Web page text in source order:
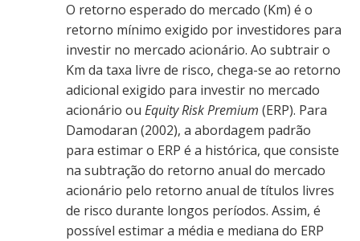
O retorno esperado do mercado (Km) é o
retorno mínimo exigido por investidores para
investir no mercado acionário. Ao subtrair o
Km da taxa livre de risco, chega-se ao retorno
adicional exigido para investir no mercado
acionário ouEquity Risk Premium (ERP). Para
Damodaran (2002), a abordagem padrão
para estimar o ERP é a histórica, que consiste
na subtração do retorno anual do mercado
acionário pelo retorno anual de títulos livres
de risco durante longos períodos. Assim, é
possível estimar a média e mediana do ERP